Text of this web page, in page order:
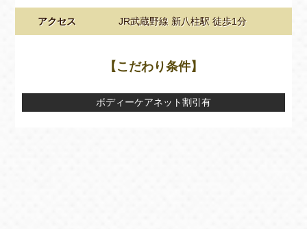
アクセス JR武蔵野線 新八柱駅 徒歩1分
【こだわり条件】
ボディーケアネット割引有